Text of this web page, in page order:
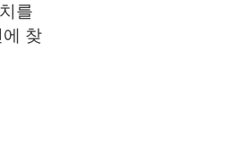
를
찾